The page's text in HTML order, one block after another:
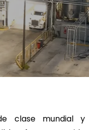
LEER MÁS
clase mundial y